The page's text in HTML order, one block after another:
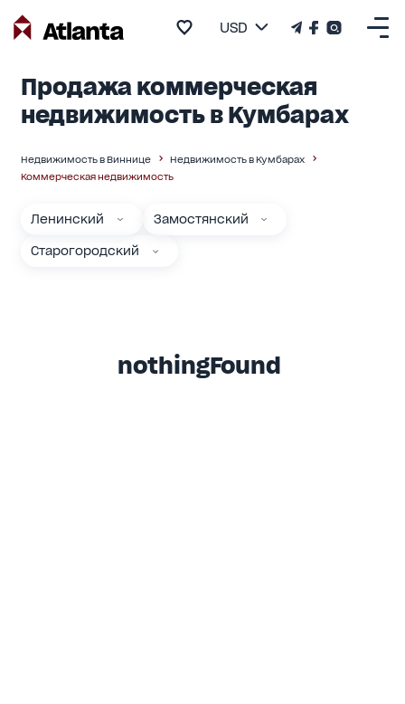
USD
Продажа коммерческая
недвижимость в Кумбарах
Недвижимость в Виннице
Недвижимость в Кумбарах
Коммерческая недвижимость
Ленинский Замостянский
Старогородский
nothingFound